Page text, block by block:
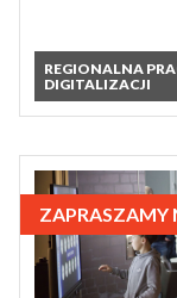
REGIONALNA
DIGITALIZACJI
ZAPRASZAMY